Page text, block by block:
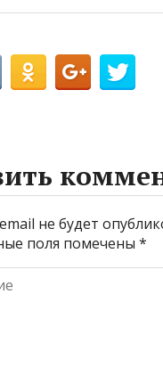
не будет
поля помечены*